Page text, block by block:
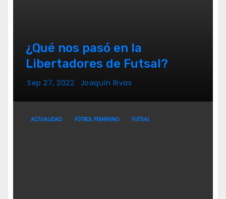
¿Qué nos pasó en la
Libertadores de Futsal?
Sep 27, 2022 Joaquín Rivas
ACTUALIDAD FÚTBOL FEMENINO FUTSAL